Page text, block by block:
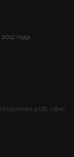
года.
д.11Б, офис